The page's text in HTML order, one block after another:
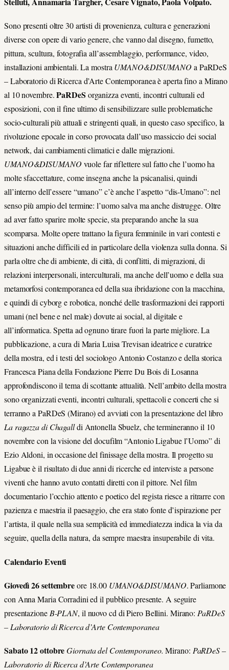
Sono presenti oltre 30 artisti di provenienza, cultura e generazioni
diverse con opere di vario genere, che vanno dal disegno, fumetto,
pittura, scultura, fotografia all’assemblaggio, performance, video,
installazioni ambientali. La mostraUMANO&DISUMANOa PaRDeS
– Laboratorio di Ricerca d’Arte Contemporanea è aperta fino a Mirano
al 10 novembre.PaRDeS organizza eventi, incontri culturali ed
esposizioni, con il fine ultimo di sensibilizzare sulle problematiche
socio-culturali più attuali e stringenti quali, in questo caso specifico, la
rivoluzione epocale in corso provocata dall’uso massiccio dei social
network, dai cambiamenti climatici e dalle migrazioni.
UMANO&DISUMANOvuole far riflettere sul fatto che l’uomo ha
molte sfaccettature, come insegna anche la psicanalisi, quindi
all’interno dell’essere “umano” c’è anche l’aspetto “dis-Umano”: nel
senso più ampio del termine: l’uomo salva ma anche distrugge. Oltre
ad aver fatto sparire molte specie, sta preparando anche la sua
scomparsa. Molte opere trattano la figura femminile in vari contesti e
situazioni anche difficili ed in particolare della violenza sulla donna. Si
parla oltre che di ambiente, di città, di conflitti, di migrazioni, di
relazioni interpersonali, interculturali, ma anche dell’uomo e della sua
metamorfosi contemporanea ed della sua ibridazione con la macchina,
e quindi di cyborg e robotica, nonché delle trasformazioni dei rapporti
umani (nel bene e nel male) dovute ai social, al digitale e
all’informatica. Spetta ad ognuno tirare fuori la parte migliore. La
pubblicazione, a cura di Maria Luisa Trevisan ideatrice e curatrice
della mostra, ed i testi del sociologo Antonio Costanzo e della storica
Francesca Piana della Fondazione Pierre Du Bois di Losanna
approfondiscono il tema di scottante attualità. Nell’ambito della mostra
sono organizzati eventi, incontri culturali, spettacoli e concerti che si
terranno a PaRDeS (Mirano) ed avviati con la presentazione del libro
La ragazza di Chagalldi Antonella Sbuelz, che termineranno il 10
novembre con la visione del docufilm “Antonio Ligabue l’Uomo” di
Ezio Aldoni, in occasione del finissage della mostra. Il progetto su
Ligabue è il risultato di due anni di ricerche ed interviste a persone
viventi che hanno avuto contatti diretti con il pittore. Nel film
documentario l’occhio attento e poetico del regista riesce a ritrarre con
pazienza e maestria il paesaggio, che era stato fonte d’ispirazione per
l’artista, il quale nella sua semplicità ed immediatezza indica la via da
seguire, quella della natura, da sempre maestra insuperabile di vita.
Calendario Eventi
Giovedì 26 settembreore 18.00 UMANO&DISUMANO. Parliamone
con Anna Maria Corradini ed il pubblico presente. A seguire
presentazione B-PLAN, il nuovo cd di Piero Bellini. Mirano: PaRDeS
– Laboratorio di Ricerca d’Arte Contemporanea
Sabato 12 ottobreGiornata del Contemporaneo. Mirano: PaRDeS –
Laboratorio di Ricerca d’Arte Contemporanea